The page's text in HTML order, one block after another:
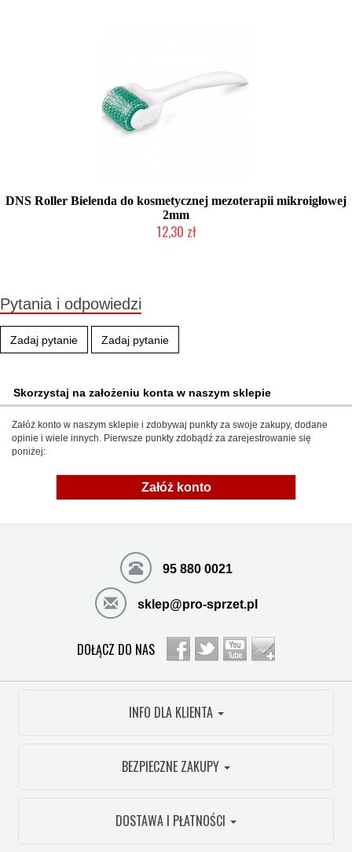
DNS Roller Bielenda do kosmetycznej mezoterapii mikroigłowej
2mm
12,30 zł
Pytania i odpowiedzi
Zadaj pytanie Zadaj pytanie
Skorzystaj na założeniu konta w naszym sklepie
Załóż konto w naszym sklepie i zdobywaj punkty za swoje zakupy, dodane
opinie i wiele innych. Pierwsze punkty zdobądź za zarejestrowanie się
poniżej:
Załóż konto
95 880 0021
sklep@pro-sprzet.pl
DOŁĄCZ DO NAS
INFO DLA KLIENTA
BEZPIECZNE ZAKUPY
DOSTAWA I PŁATNOŚCI